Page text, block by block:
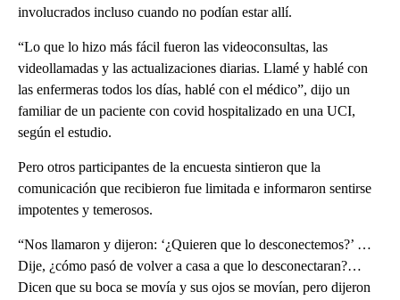
involucrados incluso cuando no podían estar allí.
“Lo que lo hizo más fácil fueron las videoconsultas, las
videollamadas y las actualizaciones diarias. Llamé y hablé con
las enfermeras todos los días, hablé con el médico”, dijo un
familiar de un paciente con covid hospitalizado en una UCI,
según el estudio.
Pero otros participantes de la encuesta sintieron que la
comunicación que recibieron fue limitada e informaron sentirse
impotentes y temerosos.
“Nos llamaron y dijeron: ‘¿Quieren que lo desconectemos?’ …
Dije, ¿cómo pasó de volver a casa a que lo desconectaran?…
Dicen que su boca se movía y sus ojos se movían, pero dijeron